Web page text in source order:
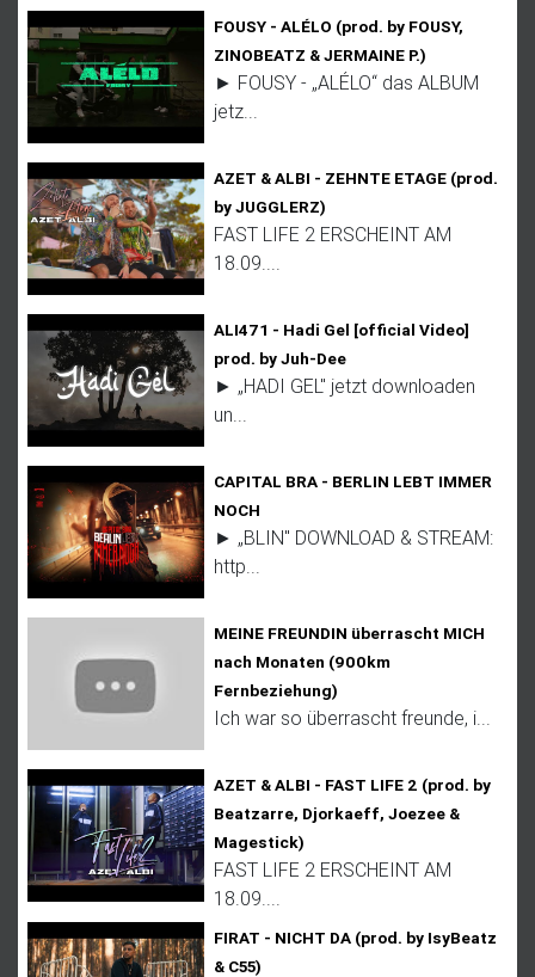
FOUSY - ALÉLO (prod. by FOUSY,
ZINOBEATZ & JERMAINE P.)
► FOUSY - „ALÉLO“ das ALBUM
jetz...
AZET & ALBI - ZEHNTE ETAGE (prod.
by JUGGLERZ)
FAST LIFE 2 ERSCHEINT AM
18.09....
ALI471 - Hadi Gel [official Video]
prod. by Juh-Dee
► „HADI GEL" jetzt downloaden
un...
CAPITAL BRA - BERLIN LEBT IMMER
NOCH
► „BLIN" DOWNLOAD & STREAM:
http...
MEINE FREUNDIN überrascht MICH
nach Monaten (900km
Fernbeziehung)
Ich war so überrascht freunde, i...
AZET & ALBI - FAST LIFE 2 (prod. by
Beatzarre, Djorkaeff, Joezee &
Magestick)
FAST LIFE 2 ERSCHEINT AM
18.09....
FIRAT - NICHT DA (prod. by IsyBeatz
& C55)